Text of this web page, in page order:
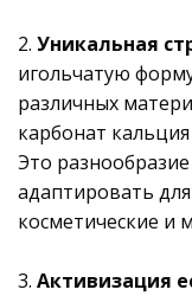
2. Уникальная
игольчатую
различных
карбонат
Это
адаптировать
косметические и
3. Активизация